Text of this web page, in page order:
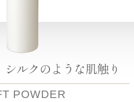
ルクのような肌触り
POWDER